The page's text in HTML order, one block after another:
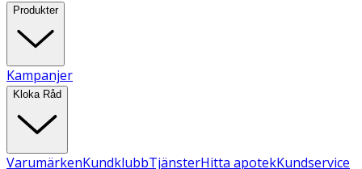
Produkter
Kampanjer
Kloka Råd
VarumärkenKundklubbTjänsterHitta apotekKundservice